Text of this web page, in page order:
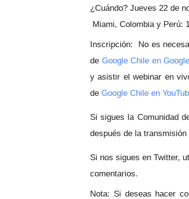
¿Cuándo? Jueves 22 de
Miami, Colombia y Perú:
Inscripción: No es
de Google Chile en
y asistir el webinar en
de Google Chile en
Si sigues la Comunidad
después de la transmisión
Si nos sigues en Twitter,
comentarios.
Nota: Si deseas hacer